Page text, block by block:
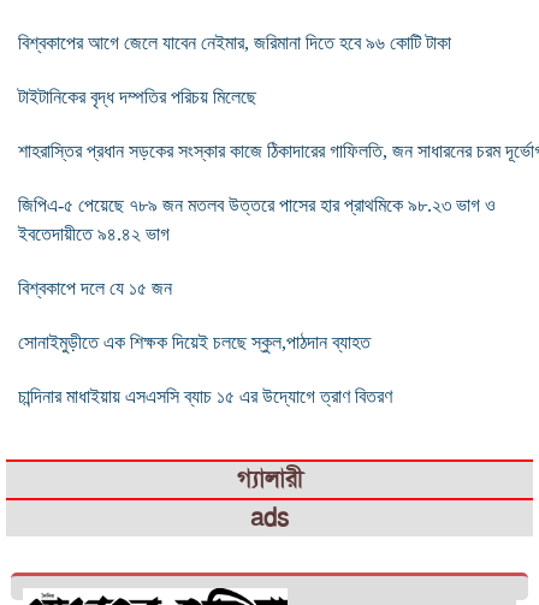
বিশ্বকাপের আগে জেলে যাবেন নেইমার, জরিমানা দিতে হবে ৯৬ কোটি টাকা
টাইটানিকের বৃদ্ধ দম্পতির পরিচয় মিলেছে
শাহরাস্তির প্রধান সড়কের সংস্কার কাজে ঠিকাদারের গাফিলতি, জন সাধারনের চরম
জিপিএ-৫ পেয়েছে ৭৮৯ জন মতলব উত্তরে পাসের হার প্রাথমিকে ৯৮.২৩ ভাগ ও
ইবতেদায়ীতে ৯৪.৪২ ভাগ
বিশ্বকাপে দলে যে ১৫ জন
সোনাইমুড়ীতে এক শিক্ষক দিয়েই চলছে স্কুল,পাঠদান ব্যাহত
চান্দিনার মাধাইয়ায় এসএসসি ব্যাচ ১৫ এর উদ্যোগে ত্রাণ বিতরণ
গ্যালারী
ads